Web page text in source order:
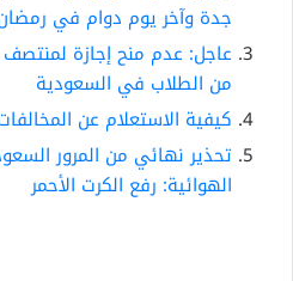
جدة وآخر يوم دوام في
عاجل: عدم منح إجازة
من الطلاب في السعودية
كيفية الاستعلام عن
تحذير نهائي من المرور
الهوائية: رفع الكرت الأحمر